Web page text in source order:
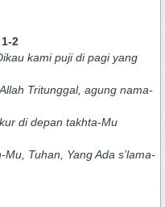
2
kami puji di pagi yang
Tritunggal, agung nama-
di depan takhta-Mu
Tuhan, Yang Ada s’lama-